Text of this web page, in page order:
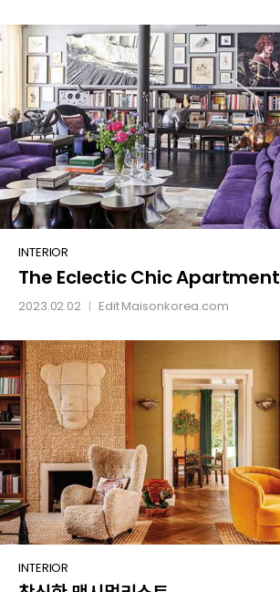
The
Eclectic
Chic
INTERIOR
The Eclectic Chic Apartment
2023.02.02 EditMaisonkorea.com
참신한
INTERIOR